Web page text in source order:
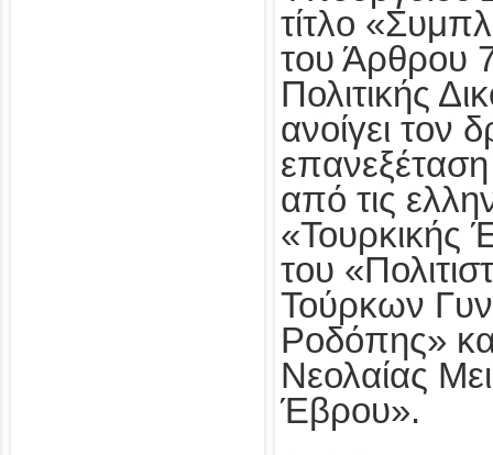
τίτλο
του Άρθρου
Πολιτικής
ανοίγει τον
από τις
«Τουρκικής
του
Τούρκων
Ροδόπης»
Νεολαίας
Έβρου».